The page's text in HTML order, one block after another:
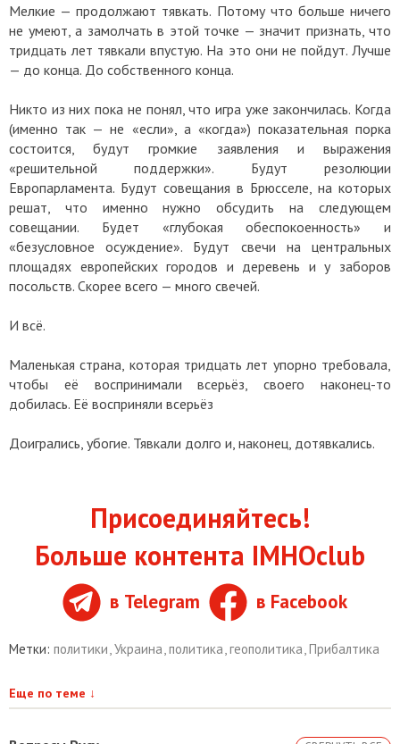
Мелкие — продолжают тявкать. Потому что больше ничего
не умеют, а замолчать в этой точке — значит признать, что
тридцать лет тявкали впустую. На это они не пойдут. Лучше
— до конца. До собственного конца.
Никто из них пока не понял, что игра уже закончилась. Когда
(именно так — не «если», а «когда») показательная порка
состоится, будут громкие заявления и выражения
«решительной поддержки». Будут резолюции
Европарламента. Будут совещания в Брюсселе, на которых
решат, что именно нужно обсудить на следующем
совещании. Будет «глубокая обеспокоенность» и
«безусловное осуждение». Будут свечи на центральных
площадях европейских городов и деревень и у заборов
посольств. Скорее всего — много свечей.
И всё.
Маленькая страна, которая тридцать лет упорно требовала,
чтобы её воспринимали всерьёз, своего наконец-то
добилась. Её восприняли всерьёз
Доигрались, убогие. Тявкали долго и, наконец, дотявкались.
Присоединяйтесь!
Больше контента IMHOclub
в Telegram в Facebook
Метки: политики Украина политика геополитика Прибалтика
Еще по теме ↓